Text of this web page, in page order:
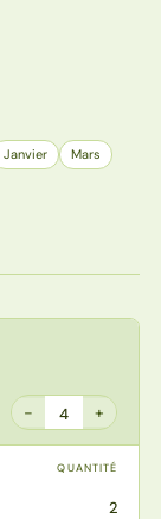
Janvier
Mars
− 4 +
QUANTITÉ
2